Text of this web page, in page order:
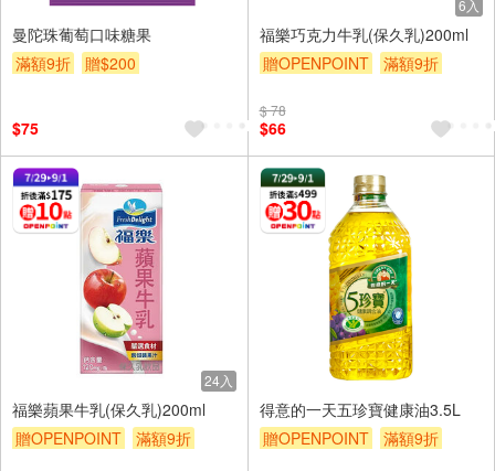
曼陀珠葡萄口味糖果
滿額9折
贈$200
$75
6入
福樂巧克力牛乳(保久乳)200ml
贈OPENPOINT
滿額9折
$ 78
$66
24入
福樂蘋果牛乳(保久乳)200ml
贈OPENPOINT
滿額9折
得意的一天五珍寶健康油3.5L
贈OPENPOINT
滿額9折